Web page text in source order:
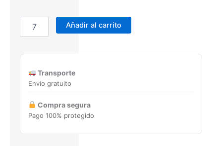
DECOR
HIDRÁULICO
ML-
30x30
Añadir al carrito
Transporte
Envío gratuito
Compra segura
Pago 100% protegido